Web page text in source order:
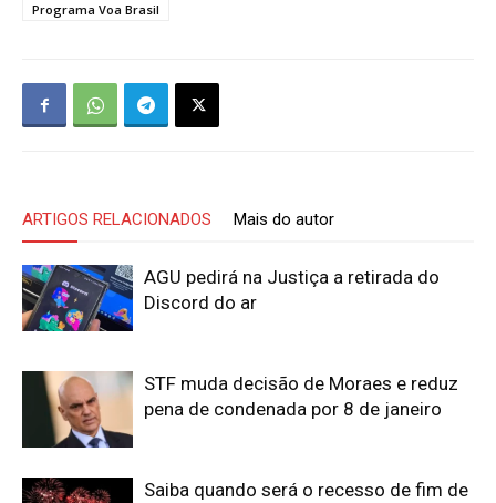
Programa Voa Brasil
ARTIGOS RELACIONADOS Mais do autor
AGU pedirá na Justiça a retirada do
Discord do ar
STF muda decisão de Moraes e reduz
pena de condenada por 8 de janeiro
Saiba quando será o recesso de fim de